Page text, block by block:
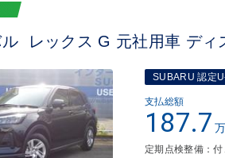
ル レックス G 元社用車 ディ
SUBARU 認定
支払総額
187.7
定期点検整備：付